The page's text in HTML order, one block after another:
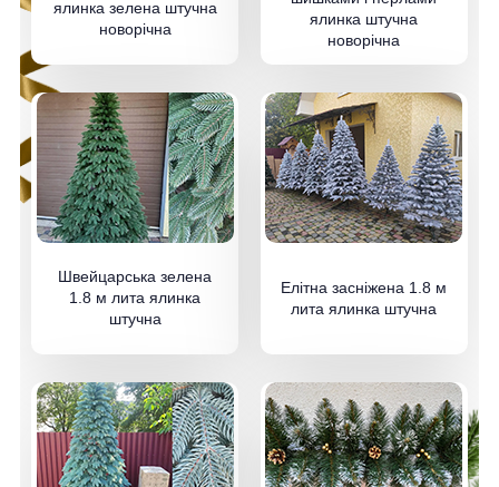
ялинка зелена штучна
новорічна
ялинка штучна
новорічна
Швейцарська зелена
1.8 м лита ялинка
штучна
Елітна засніжена 1.8 м
лита ялинка штучна